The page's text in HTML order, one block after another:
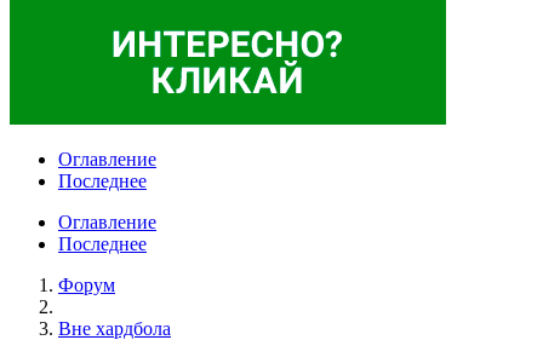
Оглавление
Последнее
Оглавление
Последнее
Форум
Вне хардбола